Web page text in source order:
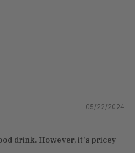
05/22/2024
drink. However, it's pricey